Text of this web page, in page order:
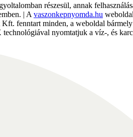
részesül, annak
| A vaszonkepnyomda.hu
fenntart minden, a weboldal
nyomtatjuk a víz-, és